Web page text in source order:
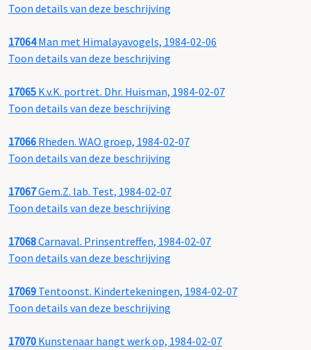
Toon details van deze beschrijving
17064Man met Himalayavogels, 1984-02-06
Toon details van deze beschrijving
17065 K.v.K. portret. Dhr. Huisman, 1984-02-07
Toon details van deze beschrijving
17066 Rheden. WAO groep, 1984-02-07
Toon details van deze beschrijving
17067Gem.Z. lab. Test, 1984-02-07
Toon details van deze beschrijving
17068Carnaval. Prinsentreffen, 1984-02-07
Toon details van deze beschrijving
17069 Tentoonst. Kindertekeningen, 1984-02-07
Toon details van deze beschrijving
17070 Kunstenaar hangt werk op, 1984-02-07